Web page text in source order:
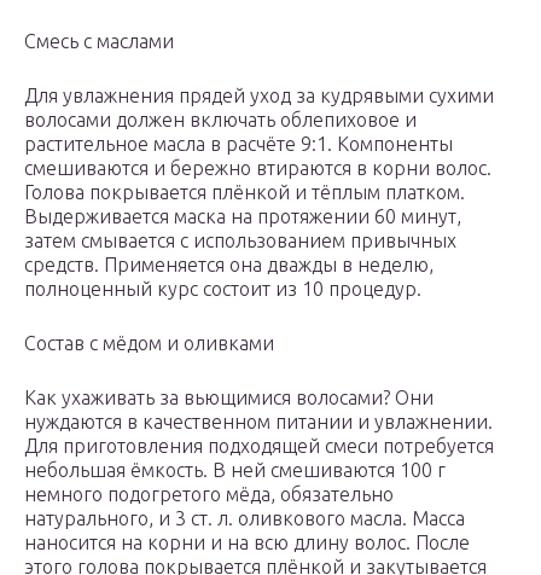
Смесь с маслами
Для увлажнения прядей уход за кудрявыми сухими
волосами должен включать облепиховое и
растительное масла в расчёте 9:1. Компоненты
смешиваются и бережно втираются в корни волос.
Голова покрывается плёнкой и тёплым платком.
Выдерживается маска на протяжении 60 минут,
затем смывается с использованием привычных
средств. Применяется она дважды в неделю,
полноценный курс состоит из 10 процедур.
Состав с мёдом и оливками
Как ухаживать за вьющимися волосами? Они
нуждаются в качественном питании и увлажнении.
Для приготовления подходящей смеси потребуется
небольшая ёмкость. В ней смешиваются 100 г
немного подогретого мёда, обязательно
натурального, и 3 ст. л. оливкового масла. Масса
наносится на корни и на всю длину волос. После
этого голова покрывается плёнкой и закутывается